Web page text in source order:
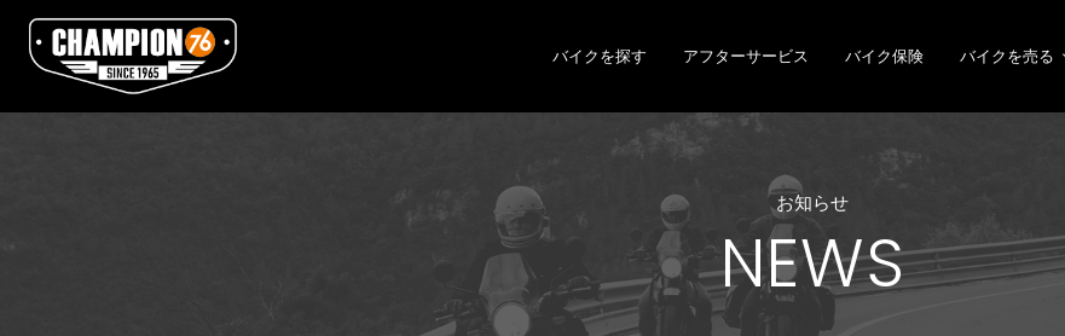
バイクを探す アフターサービス バイク保険 バイクを売る
お知らせ
NEWS